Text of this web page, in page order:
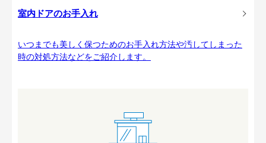
室内ドアのお手入れ
いつまでも美しく保つためのお手入れ方法や汚してしまった
時の対処方法などをご紹介します。